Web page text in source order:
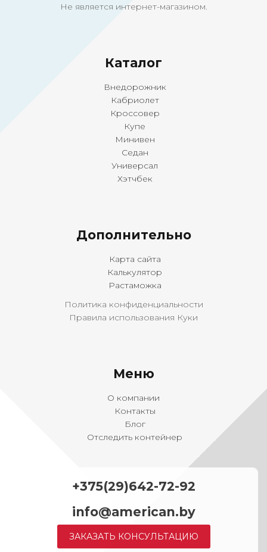
Не является интернет-магазином.
Каталог
Внедорожник
Кабриолет
Кроссовер
Купе
Минивен
Седан
Универсал
Хэтчбек
Дополнительно
Карта сайта
Калькулятор
Растаможка
Политика конфиденциальности
Правила использования Куки
Меню
О компании
Контакты
Блог
Отследить контейнер
+375(29)642-72-92
info@american.by
ЗАКАЗАТЬ КОНСУЛЬТАЦИЮ